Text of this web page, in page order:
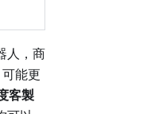
人，商
能更
客製